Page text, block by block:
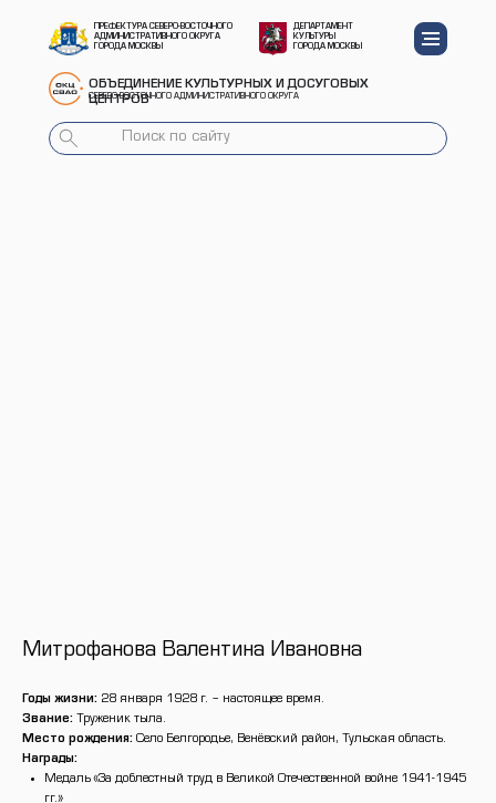
ПРЕФЕКТУРА СЕВЕРО-ВОСТОЧНОГО
АДМИНИСТРАТИВНОГО ОКРУГА
ГОРОДА МОСКВЫ
ДЕПАРТАМЕНТ
КУЛЬТУРЫ
ГОРОДА МОСКВЫ
ОБЪЕДИНЕНИЕ КУЛЬТУРНЫХ И ДОСУГОВЫХ
ЦЕНТРОВ
СЕВЕРО-ВОСТОЧНОГО АДМИНИСТРАТИВНОГО ОКРУГА
Митрофанова Валентина Ивановна
Годы жизни: 28 января 1928 г. – настоящее время.
Звание: Труженик тыла.
Место рождения: Село Белгородье, Венёвский район, Тульская область.
Награды:
Медаль «За доблестный труд в Великой Отечественной войне 1941-1945
гг.»